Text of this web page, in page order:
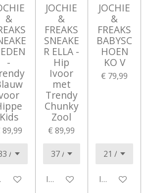
&
-
Kids
89,99
winkelwagen
JOCHIE
&
FREAKS
SNEAKE
R ELLA -
Hip
Ivoor
met
Trendy
Chunky
Zool
€ 89,99
In winkelwagen
JOCHIE
&
FREAKS
BABYSC
HOEN
KO V
€ 79,99
In